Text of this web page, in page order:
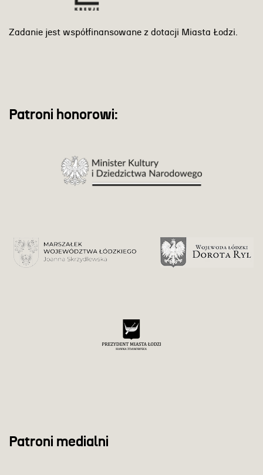
Zadanie jest współfinansowane z dotacji Miasta Łodzi.
Patroni honorowi:
Patroni medialni